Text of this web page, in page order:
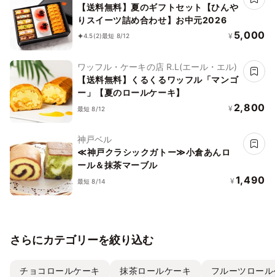
【送料無料】夏のギフトセット【ひんや
りスイーツ詰め合わせ】お中元2026
4.5(2)最短 8/12 ¥ 5,000
ワッフル・ケーキの店 R.L(エール・エル)
【送料無料】くるくるワッフル「マンゴ
ー」【夏のロールケーキ】
最短 8/12 ¥ 2,800
神戸ベル
≪神戸クラシックガトー≫小倉あんロ
ール＆抹茶マーブル
最短 8/14 ¥ 1,490
さらにカテゴリーを絞り込む
チョコロールケーキ 抹茶ロールケーキ フルーツロー